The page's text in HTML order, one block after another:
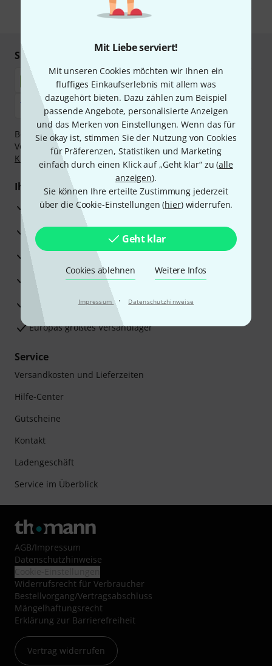
Mit Liebe serviert!
Mit unseren Cookies möchten wir Ihnen ein
fluffiges Einkaufserlebnis mit allem was
dazugehört bieten. Dazu zählen zum Beispiel
passende Angebote, personalisierte Anzeigen
und das Merken von Einstellungen. Wenn das für
Sie okay ist, stimmen Sie der Nutzung von Cookies
für Präferenzen, Statistiken und Marketing
einfach durch einen Klick auf „Geht klar“ zu (alle
anzeigen).
Sie können Ihre erteilte Zustimmung jederzeit
über die Cookie-Einstellungen (hier) widerrufen.
Geht klar
Cookies ablehnen Weitere Infos
Impressum · Datenschutzhinweise
* Pflichtfeld
Sicher einkaufen & bezahlen
Bezahlen Sie vertraulich und sicher per Nachnahme,
Vorkasse, PayPal, Amazon Pay, Klarna Sofort bezahlen
Klarna Ratenzahlungoder Kreditkarte.
Ihre Vorteile
3 Jahre Thomann Garantie
30 Tage Money-Back-Garantie
Reparaturservice
Beratung durch Fachexperten
Zufriedenheitsgarantie
Europas größtes Versandlager
Service
Versandkosten und Lieferzeiten
Hilfe-Center
Gutscheine
Kontakt
Ladengeschäft
Service im Überblick
AGB/Impressum
Datenschutzhinweise
Widerrufsrecht für Verbraucher
Bestellvorgang/Vertragsabschluss
Mängelhaftungsrecht
Erklärung zur Barrierefreiheit
Vertrag widerrufen